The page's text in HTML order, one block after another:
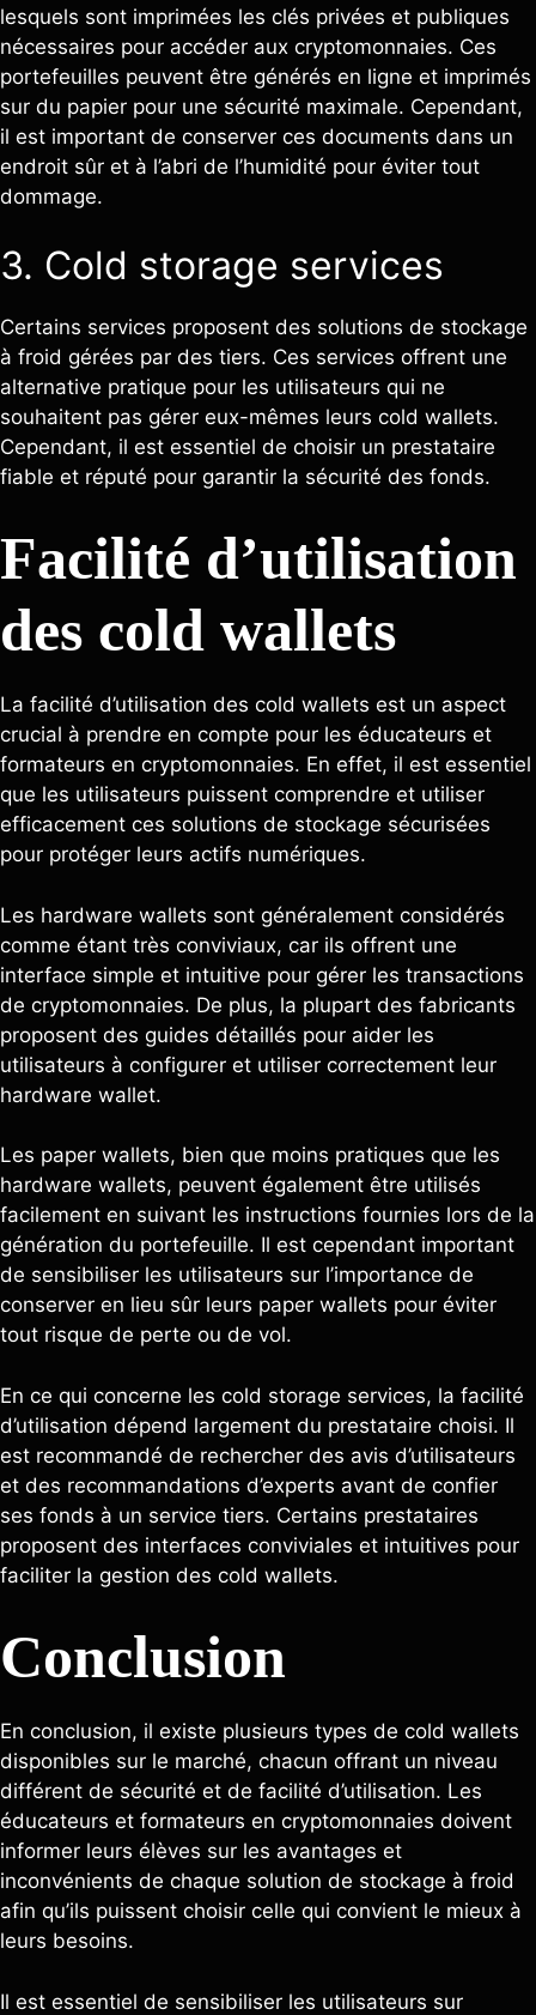
lesquels sont imprimées les clés privées et publiques
nécessaires pour accéder aux cryptomonnaies. Ces
portefeuilles peuvent être générés en ligne et imprimés
sur du papier pour une sécurité maximale. Cependant,
il est important de conserver ces documents dans un
endroit sûr et à l’abri de l’humidité pour éviter tout
dommage.
3. Cold storage services
Certains services proposent des solutions de stockage
à froid gérées par des tiers. Ces services offrent une
alternative pratique pour les utilisateurs qui ne
souhaitent pas gérer eux-mêmes leurs cold wallets.
Cependant, il est essentiel de choisir un prestataire
fiable et réputé pour garantir la sécurité des fonds.
Facilité d’utilisation
des cold wallets
La facilité d’utilisation des cold wallets est un aspect
crucial à prendre en compte pour les éducateurs et
formateurs en cryptomonnaies. En effet, il est essentiel
que les utilisateurs puissent comprendre et utiliser
efficacement ces solutions de stockage sécurisées
pour protéger leurs actifs numériques.
Les hardware wallets sont généralement considérés
comme étant très conviviaux, car ils offrent une
interface simple et intuitive pour gérer les transactions
de cryptomonnaies. De plus, la plupart des fabricants
proposent des guides détaillés pour aider les
utilisateurs à configurer et utiliser correctement leur
hardware wallet.
Les paper wallets, bien que moins pratiques que les
hardware wallets, peuvent également être utilisés
facilement en suivant les instructions fournies lors de la
génération du portefeuille. Il est cependant important
de sensibiliser les utilisateurs sur l’importance de
conserver en lieu sûr leurs paper wallets pour éviter
tout risque de perte ou de vol.
En ce qui concerne les cold storage services, la facilité
d’utilisation dépend largement du prestataire choisi. Il
est recommandé de rechercher des avis d’utilisateurs
et des recommandations d’experts avant de confier
ses fonds à un service tiers. Certains prestataires
proposent des interfaces conviviales et intuitives pour
faciliter la gestion des cold wallets.
Conclusion
En conclusion, il existe plusieurs types de cold wallets
disponibles sur le marché, chacun offrant un niveau
différent de sécurité et de facilité d’utilisation. Les
éducateurs et formateurs en cryptomonnaies doivent
informer leurs élèves sur les avantages et
inconvénients de chaque solution de stockage à froid
afin qu’ils puissent choisir celle qui convient le mieux à
leurs besoins.
Il est essentiel de sensibiliser les utilisateurs sur